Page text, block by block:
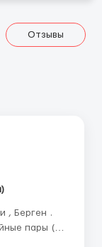
Отзывы
, Берген .
пары (